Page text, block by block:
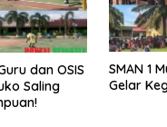
dan OSIS
Saling
SMAN 1
Gelar